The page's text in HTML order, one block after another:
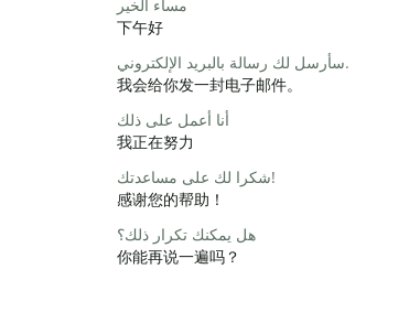
مساء الخير
下午好
سأرسل لك رسالة بالبريد الإلكتروني.
我会给你发一封电子邮件。
أنا أعمل على ذلك
我正在努力
شكرا لك على مساعدتك!
感谢您的帮助！
هل يمكنك تكرار ذلك؟
你能再说一遍吗？